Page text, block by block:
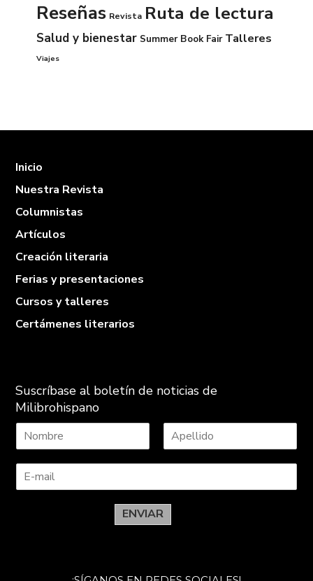
Reseñas Revista Ruta de lectura
Salud y bienestar Summer Book Fair Talleres
Viajes
Inicio
Nuestra Revista
Columnistas
Artículos
Creación literaria
Ferias y presentaciones
Cursos y talleres
Certámenes literarios
Suscríbase al boletín de noticias de
Milibrohispano
o
b
p
l
d
ENVIAR